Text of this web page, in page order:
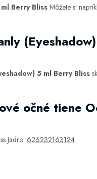
Berry Bliss Môžete si
5 ml Berry Bliss
očné tiene
Jadro: 626232163124